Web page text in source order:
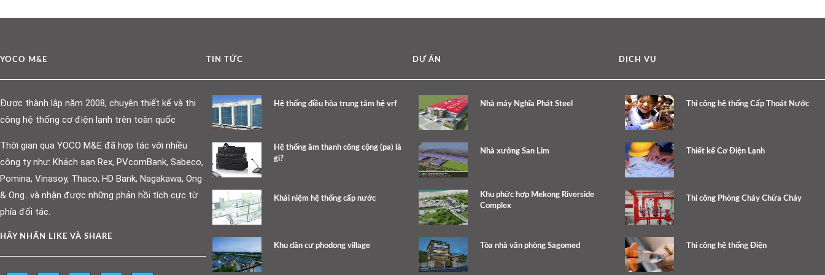
YOCO M&E
Được thành lập năm 2008, chuyên thiết kế và thi
công hệ thống cơ điện lạnh trên toàn quốc
Thời gian qua YOCO M&E đã hợp tác với nhiều
công ty như: Khách sạn Rex, PVcomBank, Sabeco,
Pomina, Vinasoy, Thaco, HD Bank, Nagakawa, Ong
& Ong…và nhận được những phản hồi tích cực từ
phía đối tác.
HÃY NHẤN LIKE VÀ SHARE
TIN TỨC
Hệ thống điều hòa trung tâm hệ vrf
Hệ thống âm thanh công cộng (pa) là
gì?
Khái niệm hệ thống cấp nước
Khu dân cư phodong village
DỰ ÁN
Nhà máy Nghĩa Phát Steel
Nhà xưởng San Lim
Khu phức hợp Mekong Riverside
Complex
Tòa nhà văn phòng Sagomed
DỊCH VỤ
Thi công hệ thống Cấp Thoát Nước
Thiết kế Cơ Điện Lạnh
Thi công Phòng Cháy Chữa Cháy
Thi công hệ thống Điện